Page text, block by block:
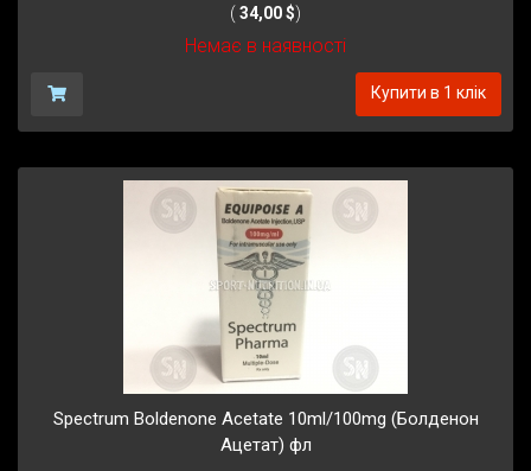
( 34,00 $)
Немає в наявності
Купити в 1 клік
Spectrum Boldenone Acetate 10ml/100mg (Болденон
Ацетат) фл